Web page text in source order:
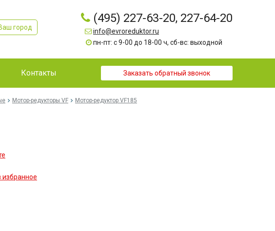
город
(495) 227-63-20, 227-64-20
info@evroreduktor.ru
пн-пт: с 9-00 до 18-00 ч, сб-вс: выходной
Контакты Заказать обратный звонок
Мотор-редукторы VF Мотор-редуктор VF185